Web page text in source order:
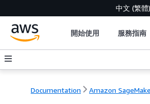
中文 (繁體)
開始使用 服務指南
Documentation Amazon